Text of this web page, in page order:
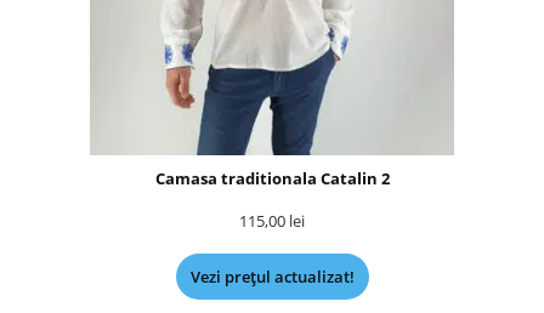
Camasa traditionala Catalin 2
115,00 lei
Vezi prețul actualizat!